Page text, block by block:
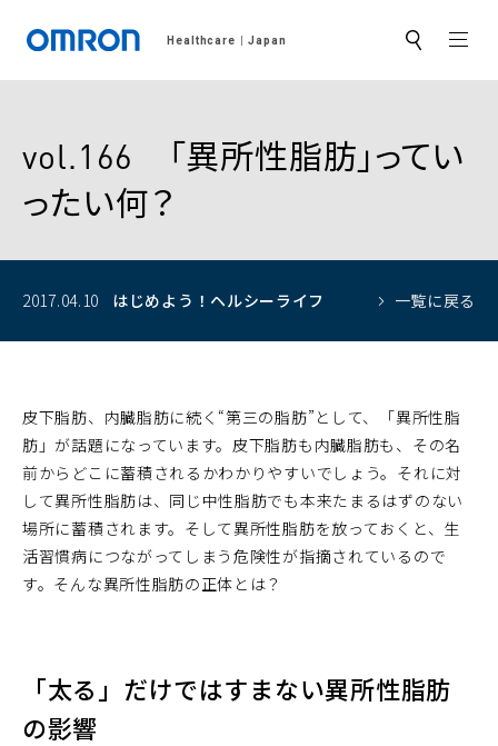
Healthcare Japan サ
ト
vol.166 「異所性脂肪」ってい
ったい何？
2017.04.10 はじめよう！ ヘルシーライフ 一覧に戻る
皮下脂肪、内臓脂肪に続く“第三の脂肪”として、「異所性脂
肪」が話題になっています。皮下脂肪も内臓脂肪も、その名
前からどこに蓄積されるかわかりやすいでしょう。それに対
して異所性脂肪は、同じ中性脂肪でも本来たまるはずのない
場所に蓄積されます。そして異所性脂肪を放っておくと、生
活習慣病につながってしまう危険性が指摘されているので
す。そんな異所性脂肪の正体とは？
「太る」だけではすまない異所性脂肪
の影響